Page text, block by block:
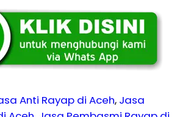
Anti Rayap di Aceh, Jasa